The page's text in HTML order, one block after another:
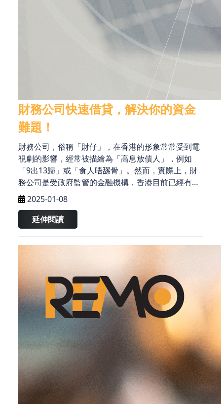
財務公司快速借貸，解決你的資金
難題！
財務公司，俗稱「財仔」，在香港的形象常常受到電
視劇的影響，經常被描繪為「高息放債人」，例如
「9出13歸」或「食人唔𦧲骨」。然而，實際上，財
務公司是受政府監管的金融機構，香港目前已經有超
過千間獲得合法牌照的財務公司，為市民提供各類借
貸服務。
2025-01-08
延伸閱讀